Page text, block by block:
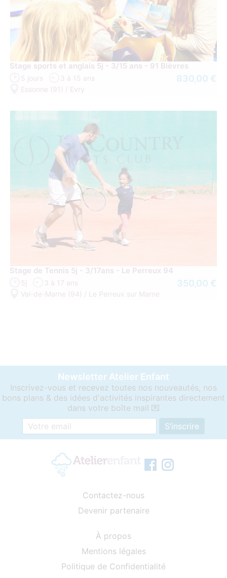
Stage sports et anglais 5j - 3/15 ans - 91 Bièvres
5 jours
3 à 15 ans
Essonne (91) / Evry
830,00 €
Stage de Tennis 5j - 3/17ans - Le Perreux 94
5j
3 à 17 ans
Val-de-Marne (94) / Le Perreux sur Marne
350,00 €
Newsletter Atelier Enfant
Inscrivez-vous et recevez toutes nos nouveautés, nos
bons plans & des idées d'activités inspirantes directement
dans votre boîte mail 💌
Contactez-nous
Devenir partenaire
À propos
Mentions légales
Politique de Confidentialité